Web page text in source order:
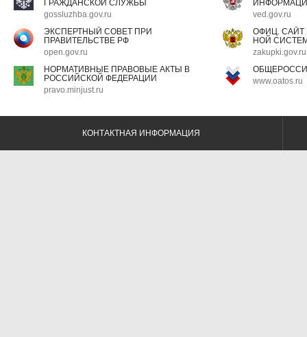
ГРАЖДАНСКОЙ СЛУЖБЫ
gossluzhba.gov.ru
ved.gov.ru
ЭКСПЕРТНЫЙ СОВЕТ ПРИ
ПРАВИТЕЛЬСТВЕ РФ
open.gov.ru
ОФИЦ.
НОЙ
zakupki.gov.ru
НОРМАТИВНЫЕ ПРАВОВЫЕ АКТЫ В
РОССИЙСКОЙ ФЕДЕРАЦИИ
pravo.minjust.ru
www.oatos.ru
КОНТАКТНАЯ ИНФОРМАЦИЯ